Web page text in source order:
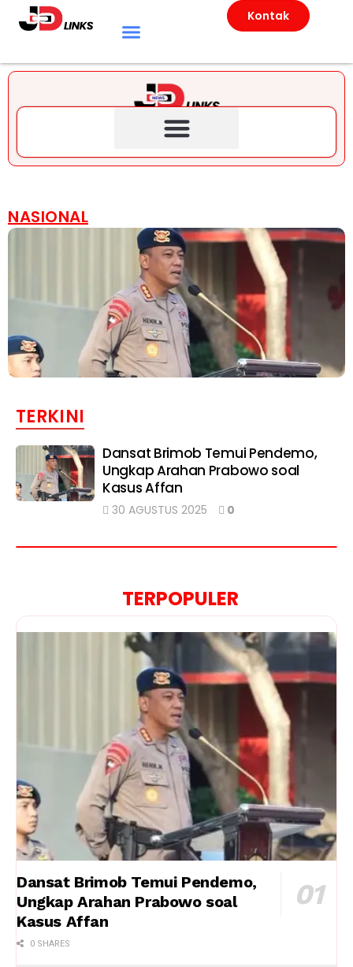
Kontak
NASIONAL
NASIONAL
Dansat Brimob Temui
Pendemo, Ungkap Arahan
Prabowo soal Kasus Affan
TERKINI
Dansat Brimob Temui Pendemo,
Ungkap Arahan Prabowo soal
Kasus Affan
30 AGUSTUS 2025 0
TERPOPULER
Dansat Brimob Temui Pendemo,
Ungkap Arahan Prabowo soal
Kasus Affan
0 SHARES